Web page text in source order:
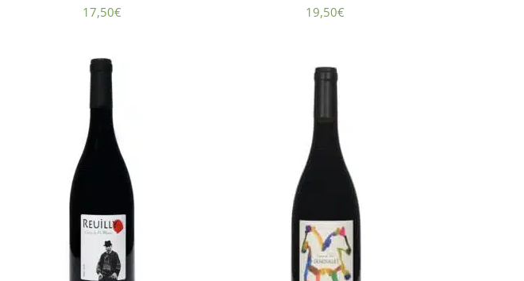
17,50€ 19,50€